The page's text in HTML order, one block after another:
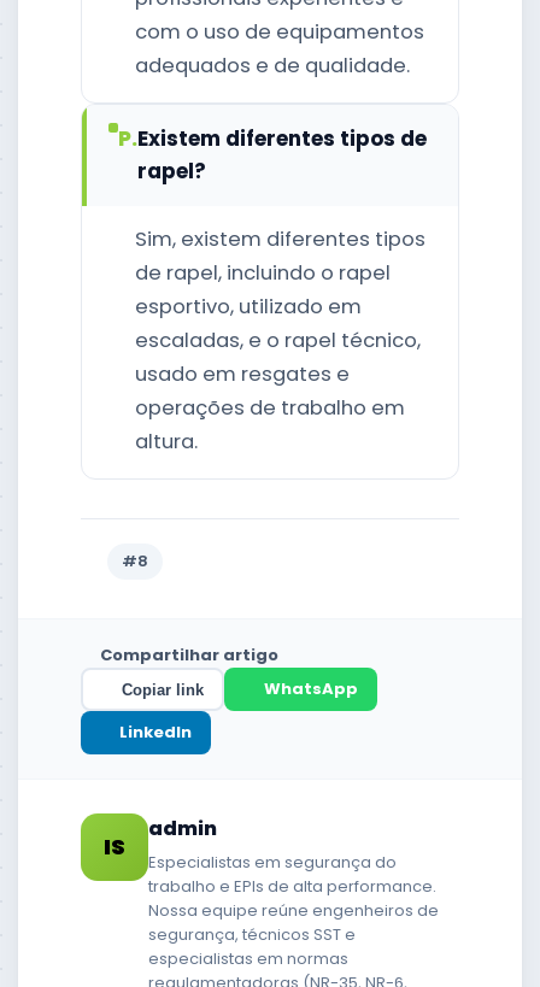
com o uso de equipamentos
adequados e de qualidade.
P.Existem diferentes tipos de
rapel?
Sim, existem diferentes tipos
de rapel, incluindo o rapel
esportivo, utilizado em
escaladas, e o rapel técnico,
usado em resgates e
operações de trabalho em
altura.
#8
Compartilhar artigo
Copiar link
WhatsApp
LinkedIn
IS
admin
Especialistas em segurança do
trabalho e EPIs de alta performance.
Nossa equipe reúne engenheiros de
segurança, técnicos SST e
especialistas em normas